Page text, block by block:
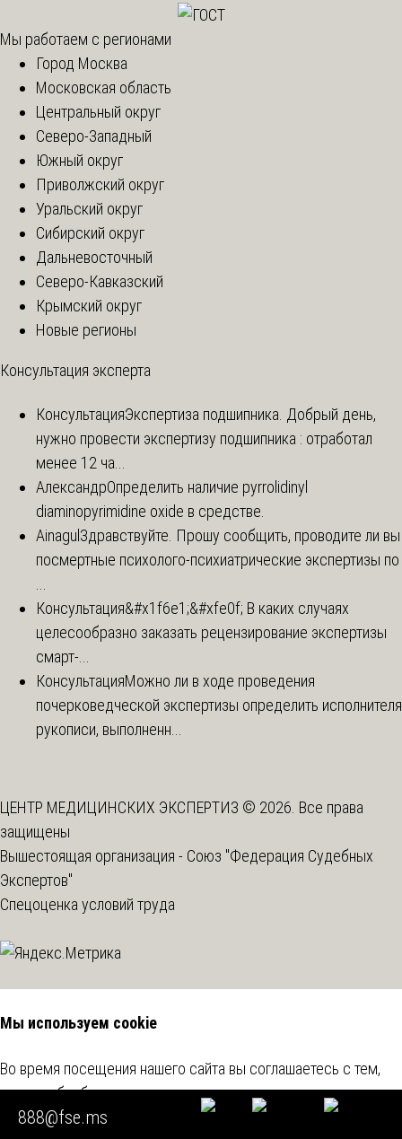
Мы работаем с регионами
Город Москва
Московская область
Центральный округ
Северо-Западный
Южный округ
Приволжский округ
Уральский округ
Сибирский округ
Дальневосточный
Северо-Кавказский
Крымский округ
Новые регионы
Консультация эксперта
КонсультацияЭкспертиза подшипника. Добрый день,
нужно провести экспертизу подшипника : отработал
менее 12 ча...
АлександрОпределить наличие pyrrolidinyl
diaminopyrimidine oxide в средстве.
Ainagul Здравствуйте. Прошу сообщить, проводите ли вы
посмертные психолого-психиатрические экспертизы по
...
Консультация&#x1f6e1;&#xfe0f; В каких случаях
целесообразно заказать рецензирование экспертизы
смарт-...
КонсультацияМожно ли в ходе проведения
почерковедческой экспертизы определить исполнителя
рукописи, выполненн...
ЦЕНТР МЕДИЦИНСКИХ ЭКСПЕРТИЗ © 2026. Все права
защищены
Вышестоящая организация - Союз "Федерация Судебных
Экспертов"
Спецоценка условий труда
888@fse.ms
Мы используем cookie
Во время посещения нашего сайта вы соглашаетесь с тем,
что мы обрабатываем ваши персональные данные с
использованием метрических программ.
Подробнее